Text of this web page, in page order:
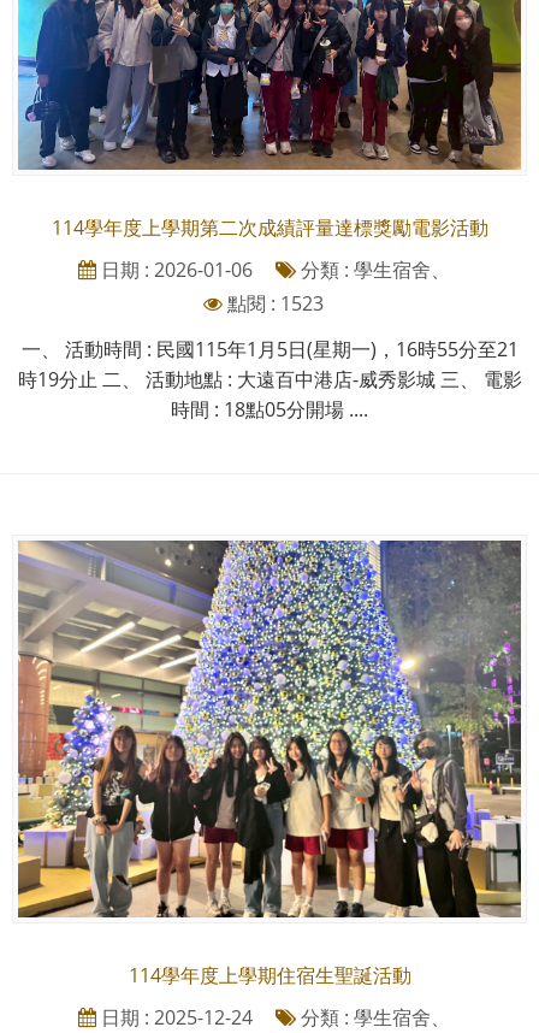
114學年度上學期第二次成績評量達標獎勵電影活動
日期 : 2026-01-06
分類 : 學生宿舍、
點閱 : 1523
一、 活動時間 : 民國115年1月5日(星期一)，16時55分至21
時19分止 二、 活動地點 : 大遠百中港店-威秀影城 三、 電影
時間 : 18點05分開場 ....
114學年度上學期住宿生聖誕活動
日期 : 2025-12-24
分類 : 學生宿舍、